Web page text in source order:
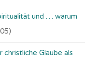
und … warum
Glaube als